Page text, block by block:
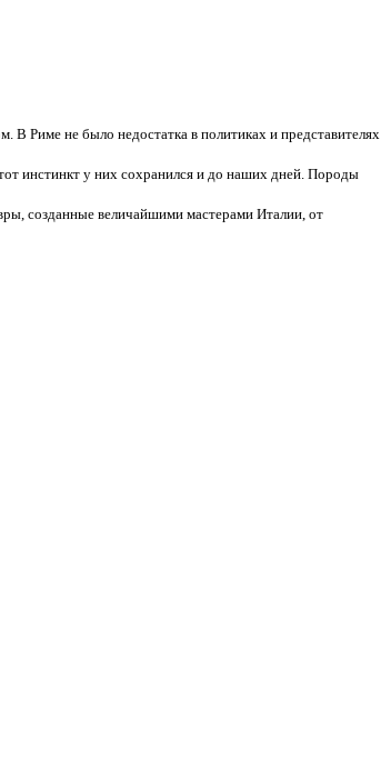
В Риме не было недостатка в политиках и представителях
инстинкт у них сохранился и до наших дней. Породы
созданные величайшими мастерами Италии, от